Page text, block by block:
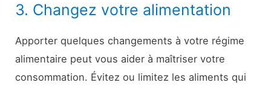
3. Changez votre alimentation
Apporter quelques changements à votre régime
alimentaire peut vous aider à maîtriser votre
consommation. Évitez ou limitez les aliments qui